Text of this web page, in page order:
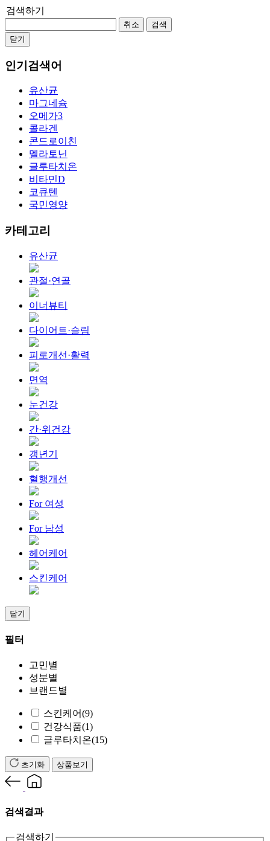
검색하기
취소
검색
닫기
인기검색어
유산균
마그네슘
오메가3
콜라겐
콘드로이친
멜라토닌
글루타치온
비타민D
코큐텐
국민영양
카테고리
유산균
관절·연골
이너뷰티
다이어트·슬림
피로개선·활력
면역
눈건강
간·위건강
갱년기
혈행개선
For 여성
For 남성
헤어케어
스킨케어
닫기
필터
고민별
성분별
브랜드별
스킨케어(9)
건강식품(1)
글루타치온(15)
초기화 상품보기
검색결과
검색하기